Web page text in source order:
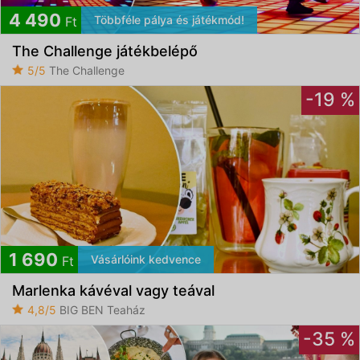
4 490 Ft Többféle pálya és játékmód!
The Challenge játékbelépő
5/5 The Challenge
-19 %
1 690 Ft Vásárlóink kedvence
Marlenka kávéval vagy teával
4,8/5 BIG BEN Teaház
-35 %